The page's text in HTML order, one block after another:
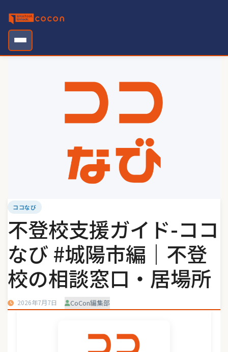
content
ココなび
不登校支援ガイド-ココ
なび #城陽市編｜不登
校の相談窓口・居場所
2026年7月7日 CoCon編集部